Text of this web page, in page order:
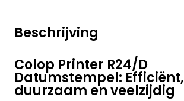
Beschrijving
Colop Printer R24/D
Datumstempel: Efficiënt,
duurzaam en veelzijdig